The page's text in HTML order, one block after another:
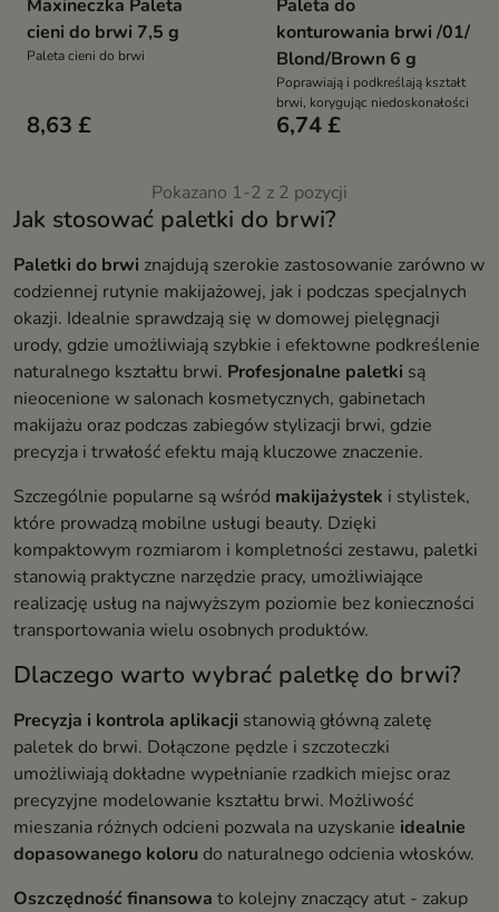
Maxineczka Paleta
cieni do brwi 7,5 g
Paleta cieni do brwi
8,63 £
Paleta do
konturowania brwi /01/
Blond/Brown 6 g
Poprawiają i podkreślają kształt
brwi, korygując niedoskonałości
6,74 £
Pokazano 1-2 z 2 pozycji
Jak stosować paletki do brwi?
Paletki do brwi znajdują szerokie zastosowanie zarówno w
codziennej rutynie makijażowej, jak i podczas specjalnych
okazji. Idealnie sprawdzają się w domowej pielęgnacji
urody, gdzie umożliwiają szybkie i efektowne podkreślenie
naturalnego kształtu brwi. Profesjonalne paletki są
nieocenione w salonach kosmetycznych, gabinetach
makijażu oraz podczas zabiegów stylizacji brwi, gdzie
precyzja i trwałość efektu mają kluczowe znaczenie.
Szczególnie popularne są wśród makijażystek i stylistek,
które prowadzą mobilne usługi beauty. Dzięki
kompaktowym rozmiarom i kompletności zestawu, paletki
stanowią praktyczne narzędzie pracy, umożliwiające
realizację usług na najwyższym poziomie bez konieczności
transportowania wielu osobnych produktów.
Dlaczego warto wybrać paletkę do brwi?
Precyzja i kontrola aplikacji stanowią główną zaletę
paletek do brwi. Dołączone pędzle i szczoteczki
umożliwiają dokładne wypełnianie rzadkich miejsc oraz
precyzyjne modelowanie kształtu brwi. Możliwość
mieszania różnych odcieni pozwala na uzyskanie idealnie
dopasowanego koloru do naturalnego odcienia włosków.
Oszczędność finansowa to kolejny znaczący atut - zakup